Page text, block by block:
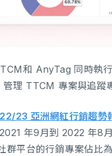
和 AnyTag 同時執
理 TTCM 專案與追蹤
23 亞洲網紅行銷趨勢
年9月到 2022 年8
群平台的行銷專案佔